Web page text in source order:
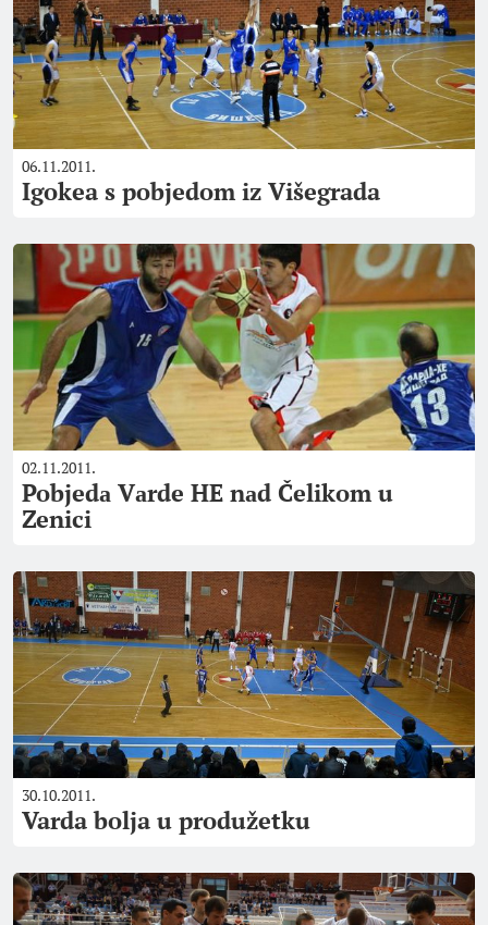
06.11.2011.
Igokea s pobjedom iz Višegrada
02.11.2011.
Pobjedа Vаrde HE nаd Čelikom u
Zenici
30.10.2011.
Varda bolja u produžetku